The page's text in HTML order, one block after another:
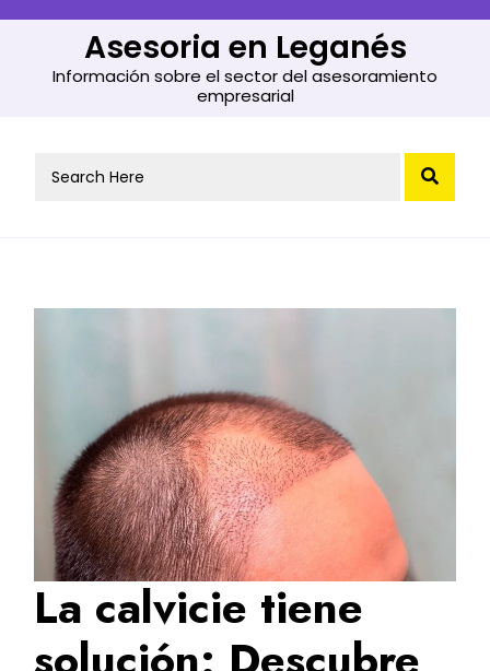
content
Asesoria en Leganés
Información sobre el sector del asesoramiento
empresarial
for:
La calvicie tiene